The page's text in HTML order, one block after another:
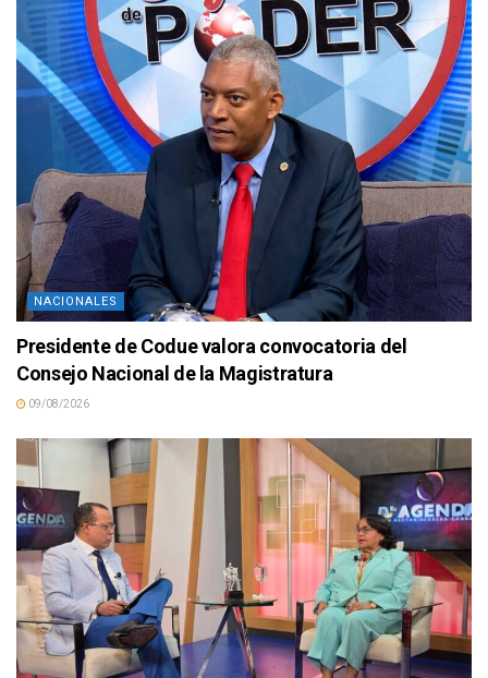
NACIONALES
Presidente de Codue valora convocatoria del
Consejo Nacional de la Magistratura
09/08/2026